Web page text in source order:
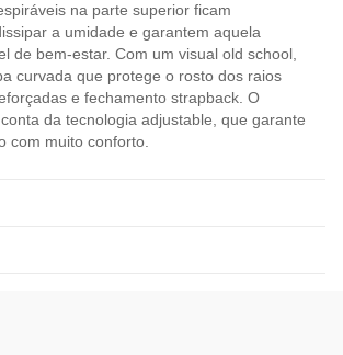
na parte superior ficam
a umidade e garantem aquela
de bem-estar. Com um visual old school,
curvada que protege o rosto dos raios
e fechamento strapback. O
da tecnologia adjustable, que garante
com muito conforto.